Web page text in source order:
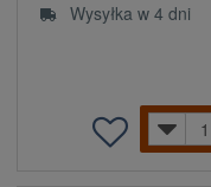
Wysyłka w 4 dni